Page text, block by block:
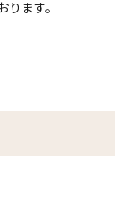
ます。